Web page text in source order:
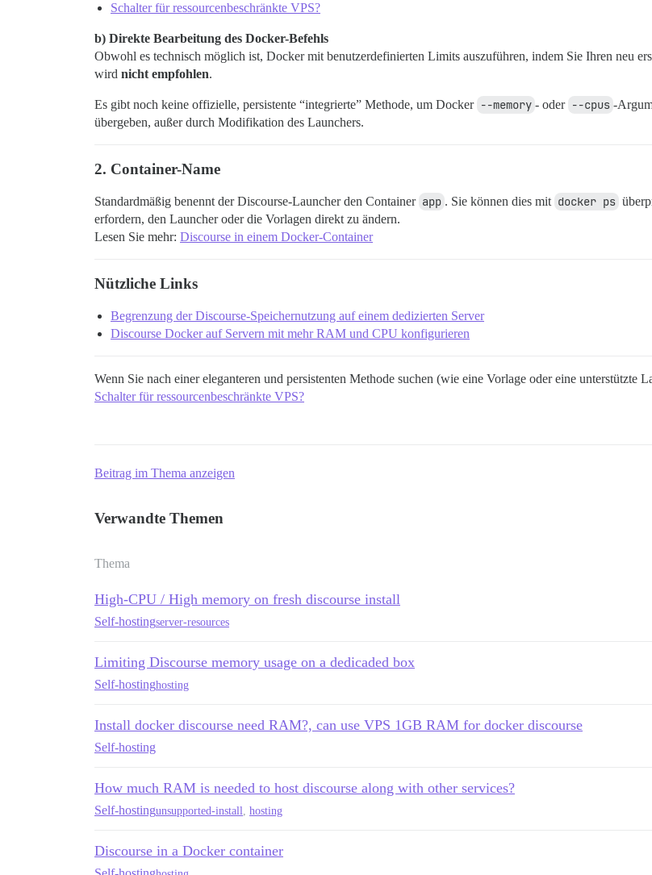
Schalter für ressourcenbeschränkte VPS?
b) Direkte Bearbeitung des Docker-Befehls
Obwohl es technisch möglich ist, Docker mit benutzerdefinierten Limits auszuführen, indem Sie Ihren neu
wird nicht empfohlen.
Es gibt noch keine offizielle, persistente “integrierte” Methode, um Docker --memory - oder --cpus -
übergeben, außer durch Modifikation des Launchers.
2. Container-Name
Standardmäßig benennt der Discourse-Launcher den Container app . Sie können dies mit docker ps
erfordern, den Launcher oder die Vorlagen direkt zu ändern.
Lesen Sie mehr: Discourse in einem Docker-Container
Nützliche Links
Begrenzung der Discourse-Speichernutzung auf einem dedizierten Server
Discourse Docker auf Servern mit mehr RAM und CPU konfigurieren
Wenn Sie nach einer eleganteren und persistenten Methode suchen (wie eine Vorlage oder eine unterstützte
Schalter für ressourcenbeschränkte VPS?
Beitrag im Thema anzeigen
Verwandte Themen
Thema
High-CPU / High memory on fresh discourse install
Self-hostingserver-resources
Limiting Discourse memory usage on a dedicaded box
Self-hostinghosting
Install docker discourse need RAM?, can use VPS 1GB RAM for docker discourse
Self-hosting
How much RAM is needed to host discourse along with other services?
Self-hostingunsupported-install hosting
Discourse in a Docker container